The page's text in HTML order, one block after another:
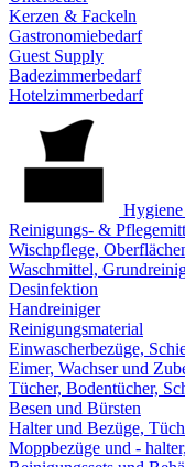
Kerzen & Fackeln
Gastronomiebedarf
Guest Supply
Badezimmerbedarf
Hotelzimmerbedarf
Reinigungs- &
Wischpflege,
Waschmittel,
Desinfektion
Handreiniger
Reinigungsmaterial
Einwascherbezüge,
Eimer, Wachser und
Tücher, Bodentücher,
Besen und Bürsten
Halter und Bezüge,
Moppbezüge und -